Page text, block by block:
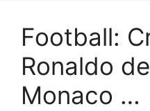
Football:
Ronaldo
Monaco …